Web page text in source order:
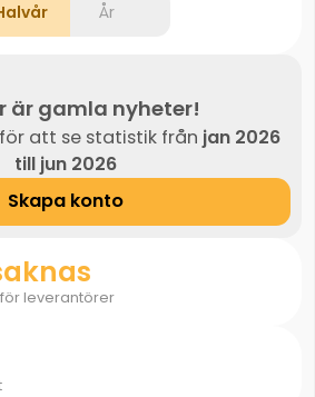
År
är gamla nyheter!
att se statistik från jan 2026
till jun 2026
Skapa konto
leverantörer